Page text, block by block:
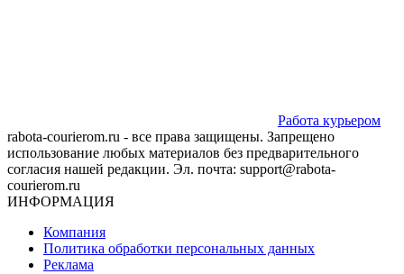
Работа курьером
rabota-courierom.ru - все права защищены. Запрещено
использование любых материалов без предварительного
согласия нашей редакции. Эл. почта: support@rabota-
courierom.ru
ИНФОРМАЦИЯ
Компания
Политика обработки персональных данных
Реклама